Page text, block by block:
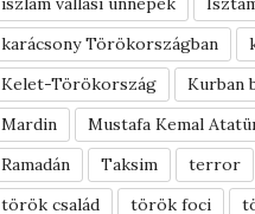
karácsony Törökországban
Kelet-Törökország
Kurban
Mardin
Mustafa Kemal
Ramadán
Taksim terror
török család
török foci